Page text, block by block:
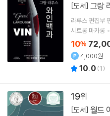
[도서] 그랑
라루스 편집부
시트롱 마카롱
10%
4,000원
10.0 (1)
19
[도서] 월드